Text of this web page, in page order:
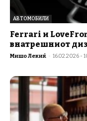
АВТОМОБИЛИ
Ferrari и
внатрешниот
Мишо Лекиќ - 16.02.2026 -